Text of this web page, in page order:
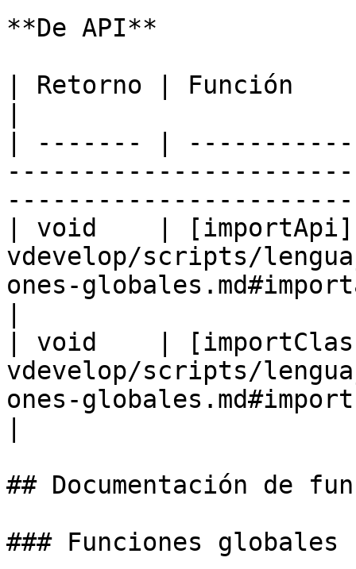
**De API**
| Retorno | Función
| ------- |
| void    |
vdevelop/scripts/
ones-
| void    |
vdevelop/scripts/
ones-
## Documentación de
### Funciones globales